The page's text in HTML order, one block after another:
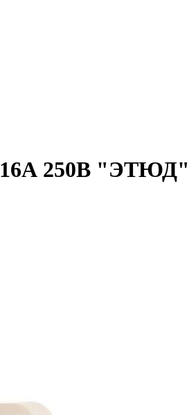
16А 250B